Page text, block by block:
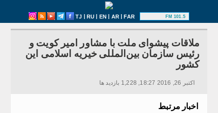
TJ | RU | EN | AR|FAR 101.5 FM
ملاقات پیشوای ملت با مشاور امیر کویت و
رئیس سازمان بین‌المللی خیریه اسلامی این
کشور
اکتبر 26, 2016 18:27, 1,228 بازدید ها
اخبار مرتبط